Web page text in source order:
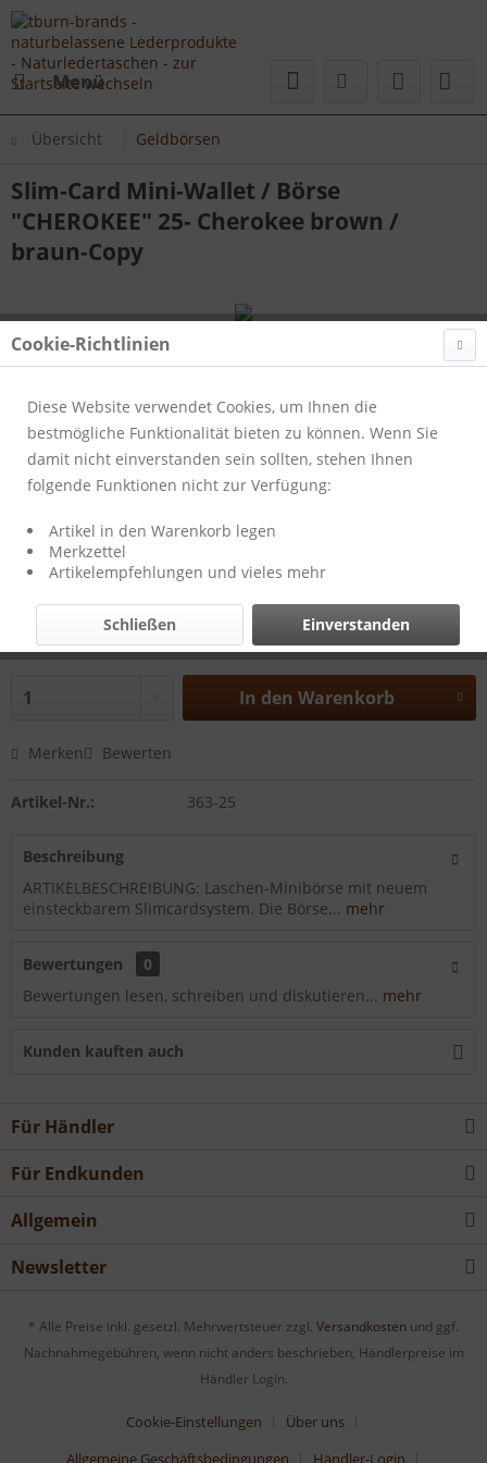
Menü
Übersicht Geldbörsen
Slim-Card Mini-Wallet / Börse
"CHEROKEE" 25- Cherokee brown /
braun-Copy
34,50 € * 46,52 € *
Lieferzeit 5 Werktage
In den Warenkorb
Merken Bewerten
Artikel-Nr.: 363-25
Beschreibung
ARTIKELBESCHREIBUNG: Laschen-Minibörse mit neuem
einsteckbarem Slimcardsystem. Die Börse... mehr
Bewertungen
0
Bewertungen lesen, schreiben und diskutieren... mehr
Kunden kauften auch
Für Händler
Für Endkunden
Allgemein
Newsletter
* Alle Preise inkl. gesetzl. Mehrwertsteuer zzgl. Versandkosten und ggf.
Nachnahmegebühren, wenn nicht anders beschrieben, Händlerpreise im
Händler Login.
Cookie-Einstellungen
Über uns
Allgemeine Geschäftsbedingungen
Händler-Login
Cookie-Richtlinien
Diese Website verwendet Cookies, um Ihnen die
bestmögliche Funktionalität bieten zu können. Wenn Sie
damit nicht einverstanden sein sollten, stehen Ihnen
folgende Funktionen nicht zur Verfügung:
Artikel in den Warenkorb legen
Merkzettel
Artikelempfehlungen und vieles mehr
Einverstanden
Schließen